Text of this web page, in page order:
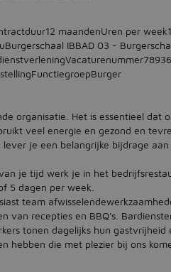
maandenUren per
IBBAD 03 -
organisatie. Het is essentieel dat
veel energie en gezond en
je een belangrijke bijdrage
je tijd werk je in het
5 dagen per week.
team
van recepties en BBQ's.
tonen dagelijks hun
hebben die met plezier bij ons